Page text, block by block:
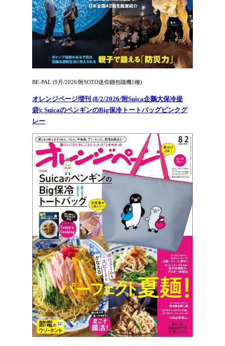
BE-PAL (9月/2026/附SOTO迷你錢包隨機1種)
オレンジページ増刊 (8/2/2026/附Suica企鵝大保冷提
袋): SuicaのペンギンのBig保冷トートバッグピンクグ
レー